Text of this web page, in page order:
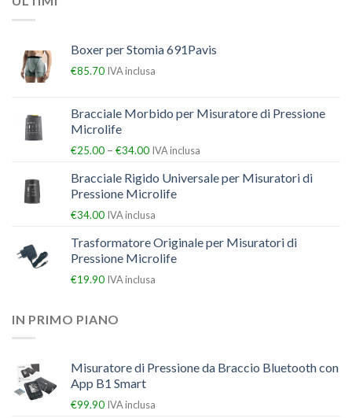
Boxer per Stomia 691Pavis
€85.70 IVA inclusa
Bracciale Morbido per Misuratore di Pressione
Microlife
€25.00 – €34.00 IVA inclusa
Bracciale Rigido Universale per Misuratori di
Pressione Microlife
€34.00 IVA inclusa
Trasformatore Originale per Misuratori di
Pressione Microlife
€19.90 IVA inclusa
IN PRIMO PIANO
Misuratore di Pressione da Braccio Bluetooth con
App B1 Smart
€99.90 IVA inclusa